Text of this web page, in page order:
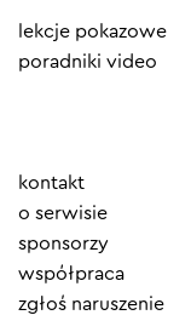
lekcje pokazowe
poradniki video
Element
menu
kontakt
o serwisie
sponsorzy
współpraca
zgłoś naruszenie